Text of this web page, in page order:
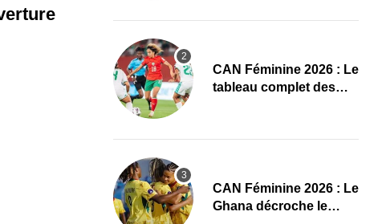
en Gambie
CAN Féminine 2026 : Le
tableau complet des
CAN Féminine 2026 : Le
Ghana décroche le